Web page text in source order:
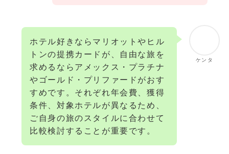
ケンタ
ホテル好きならマリオットやヒル
トンの提携カードが、自由な旅を
求めるならアメックス・プラチナ
やゴールド・プリファードがおす
すめです。それぞれ年会費、獲得
条件、対象ホテルが異なるため、
ご自身の旅のスタイルに合わせて
比較検討することが重要です。